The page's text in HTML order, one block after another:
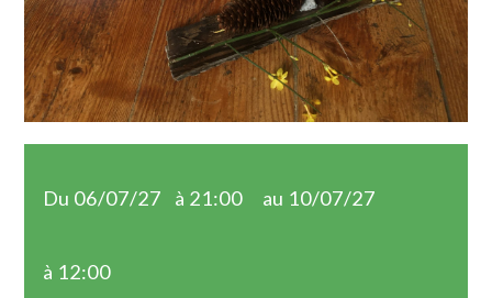
Du 06/07/27 à 21:00 au 10/07/27
à 12:00